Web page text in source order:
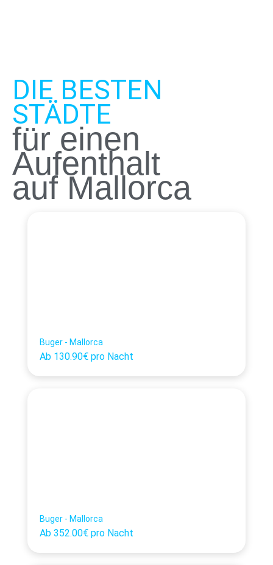
DIE BESTEN
STÄDTE
für einen
Aufenthalt
auf Mallorca
Buger - Mallorca
Ab 130.90€ pro Nacht
Buger - Mallorca
Ab 352.00€ pro Nacht